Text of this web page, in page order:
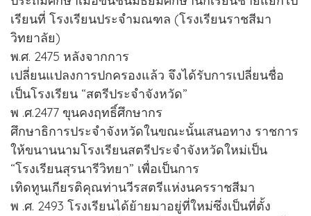
เรียนที่ โรงเรียนประจํามณฑล (โรงเรียนราชสีมา
วิทยาลัย)
พ.ศ. 2475 หลังจากการ
เปลี่ยนแปลงการปกครองแล้ว จึงได้รับการเปลี่ยนชื่อ
เป็นโรงเรียน “สตรีประจําจังหวัด”
พ .ศ.2477 ขุนคงฤทธิ์ศึกษากร
ศึกษาธิการประจําจังหวัดในขณะนั้นเสนอทาง ราชการ
ให้ขนานนามโรงเรียนสตรีประจําจังหวัดใหม่เป็น
“โรงเรียนสุรนารีวิทยา” เพื่อเป็นการ
เทิดทูนเกียรติคุณท่านวีรสตรีแห่งนครราชสีมา
พ .ศ. 2493 โรงเรียนได้ย้ายมาอยู่ที่ใหม่ซึ่งเป็นที่ตั้ง